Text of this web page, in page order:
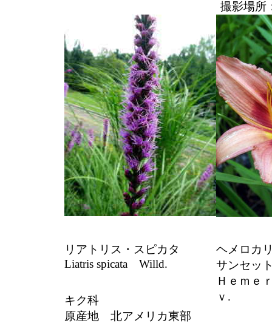
撮影場所
リアトリス・スピカタ
Liatris spicata Willd.
キク科
原産地 北アメリカ東部
ヘメロカ
サンセッ
Ｈｅｍｅ
ｖ.